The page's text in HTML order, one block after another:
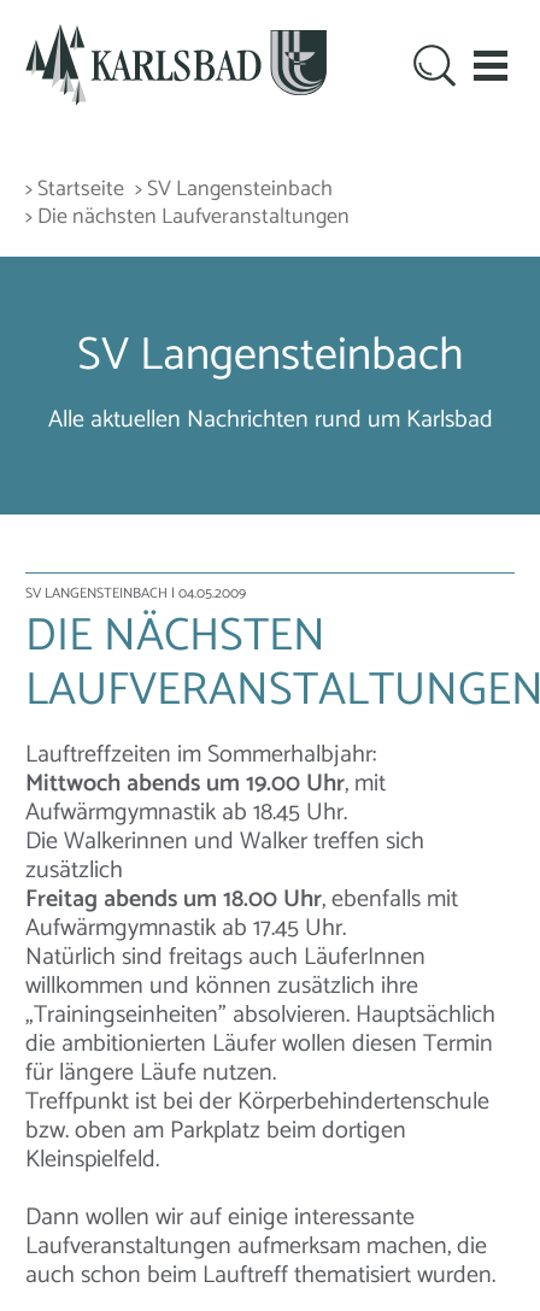
> Startseite > SV Langensteinbach
> Die nächsten Laufveranstaltungen
SV Langensteinbach
Alle aktuellen Nachrichten rund um Karlsbad
SV LANGENSTEINBACH | 04.05.2009
DIE NÄCHSTEN
Lauftreffzeiten im Sommerhalbjahr:
Mittwoch abends um 19.00 Uhr, mit
Aufwärmgymnastik ab 18.45 Uhr.
Die Walkerinnen und Walker treffen sich
zusätzlich
Freitag abends um 18.00 Uhr, ebenfalls mit
Aufwärmgymnastik ab 17.45 Uhr.
Natürlich sind freitags auch LäuferInnen
willkommen und können zusätzlich ihre
„Trainingseinheiten" absolvieren. Hauptsächlich
die ambitionierten Läufer wollen diesen Termin
für längere Läufe nutzen.
Treffpunkt ist bei der Körperbehindertenschule
bzw. oben am Parkplatz beim dortigen
Kleinspielfeld.
Dann wollen wir auf einige interessante
Laufveranstaltungen aufmerksam machen, die
auch schon beim Lauftreff thematisiert wurden.